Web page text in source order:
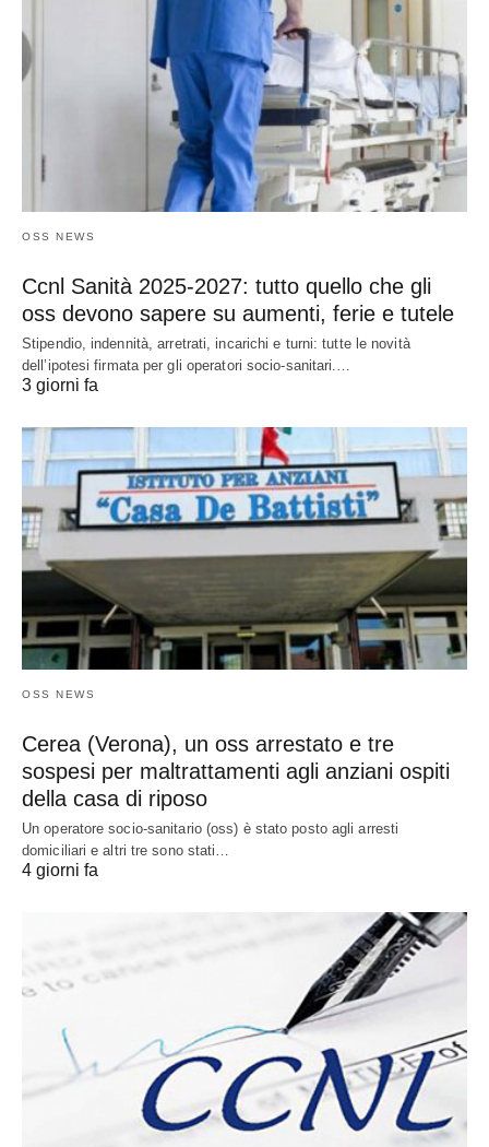
OSS NEWS
Ccnl Sanità 2025-2027: tutto quello che gli
oss devono sapere su aumenti, ferie e tutele
Stipendio, indennità, arretrati, incarichi e turni: tutte le novità
dell’ipotesi firmata per gli operatori socio-sanitari.…
3 giorni fa
OSS NEWS
Cerea (Verona), un oss arrestato e tre
sospesi per maltrattamenti agli anziani ospiti
della casa di riposo
Un operatore socio-sanitario (oss) è stato posto agli arresti
domiciliari e altri tre sono stati…
4 giorni fa